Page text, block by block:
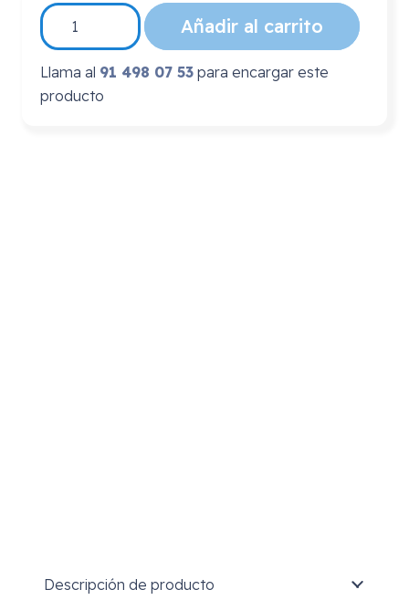
Andador
con
y
Añadir al carrito
Llama al 91 498 07 53 para encargar este
producto
Descripción de producto